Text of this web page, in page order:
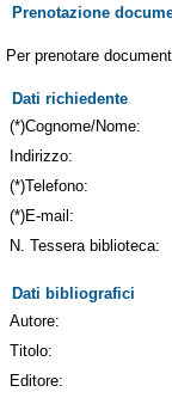
Prenotazione
Per prenotare
Dati richiedente
(*)Cognome/Nome:
Indirizzo:
(*)Telefono:
(*)E-mail:
N. Tessera biblioteca:
Dati bibliografici
Autore:
Titolo:
Editore: